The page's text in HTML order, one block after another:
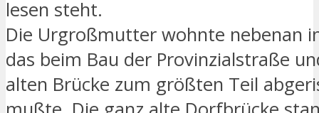
lesen steht.
Die Urgroßmutter wohnte nebenan
das beim Bau der Provinzialstraße
alten Brücke zum größten Teil